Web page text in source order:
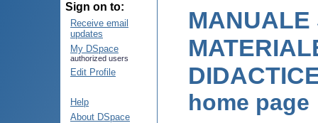
Sign on to:
Receive email
updates
My DSpace
authorized users
Edit Profile
Help
About DSpace
MANUALE
home page